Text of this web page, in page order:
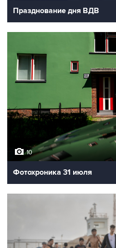
Празднование дня ВДВ
10
Фотохроника 31 июля